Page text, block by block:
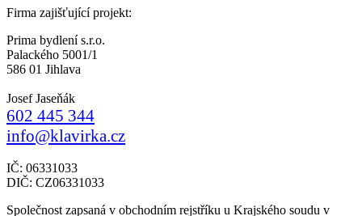
Firma zajišťující projekt:
Prima bydlení s.r.o.
Palackého 5001/1
586 01 Jihlava
Josef Jaseňák
602 445 344
info@klavirka.cz
IČ: 06331033
DIČ: CZ06331033
Společnost zapsaná v obchodním rejstříku u Krajského soudu v